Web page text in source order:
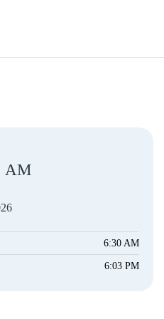
AM
6:30 AM
6:03 PM